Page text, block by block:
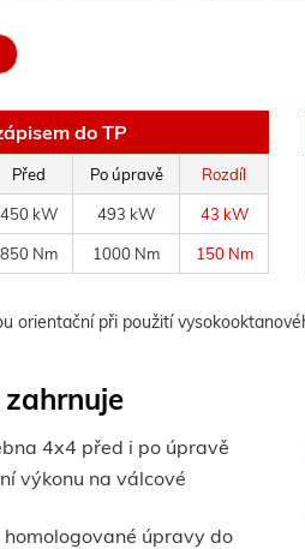
do TP
Před Po úpravě Rozdíl
450 kW 493 kW 43 kW
850 Nm 1000 Nm 150 Nm
orientační při použití
4x4 před i po úpravě
výkonu na válcové
úpravy do